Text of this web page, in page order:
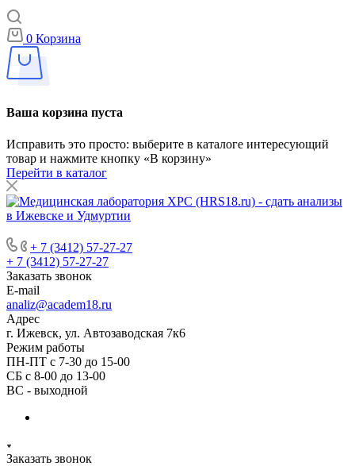
0 Корзина
Ваша корзина пуста
Исправить это просто: выберите в каталоге интересующий
товар и нажмите кнопку «В корзину»
Перейти в каталог
+ 7 (3412) 57-27-27
+ 7 (3412) 57-27-27
Заказать звонок
E-mail
analiz@academ18.ru
Адрес
г. Ижевск, ул. Автозаводская 7к6
Режим работы
ПН-ПТ с 7-30 до 15-00
СБ с 8-00 до 13-00
ВС - выходной
Заказать звонок